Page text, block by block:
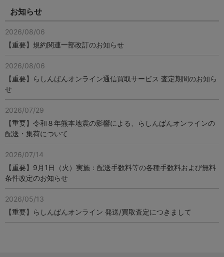
お知らせ
2026/08/06
【重要】規約関連一部改訂のお知らせ
2026/08/06
【重要】らしんばんオンライン通信買取サービス 査定期間のお知ら
せ
2026/07/29
【重要】令和８年熊本地震の影響による、らしんばんオンラインの
配送・集荷について
2026/07/14
【重要】9月1日（火）実施：配送手数料等の各種手数料および無料
条件改定のお知らせ
2026/05/13
【重要】らしんばんオンライン 発送/買取査定につきまして